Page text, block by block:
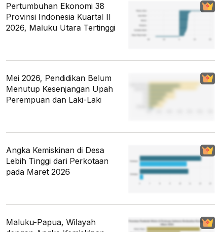
Pertumbuhan Ekonomi 38
Provinsi Indonesia Kuartal II
2026, Maluku Utara Tertinggi
Mei 2026, Pendidikan Belum
Menutup Kesenjangan Upah
Perempuan dan Laki-Laki
Angka Kemiskinan di Desa
Lebih Tinggi dari Perkotaan
pada Maret 2026
Maluku-Papua, Wilayah